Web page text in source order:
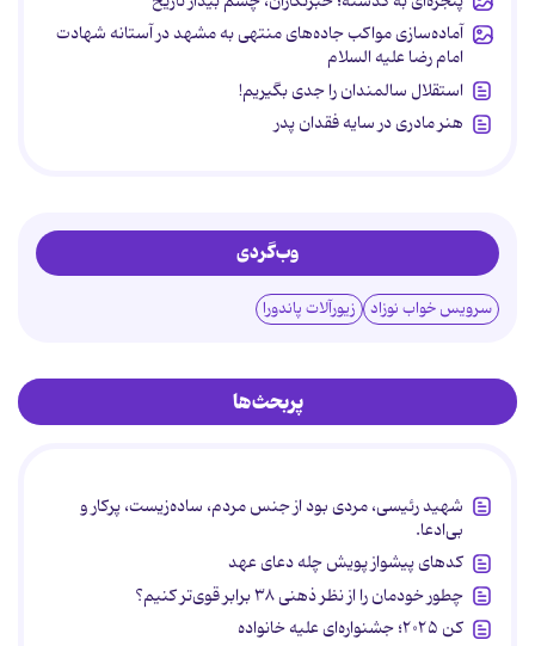
آماده‌سازی مواکب جاده‌های منتهی به مشهد در آستانه شهادت
امام رضا علیه السلام
استقلال سالمندان را جدی بگیریم!
هنر مادری در سایه‌ فقدان پدر
وب‌گردی
سرویس خواب نوزاد زیورآلات پاندورا
پربحث‌ها
شهید رئیسی، مردی بود از جنس مردم، ساده‌زیست، پرکار و
بی‌ادعا.
کدهای پیشواز پویش چله دعای عهد
چطور خودمان را از نظر ذهنی ۳۸ برابر قوی‌تر کنیم؟
کن ۲۰۲۵؛ جشنواره‌ای علیه خانواده